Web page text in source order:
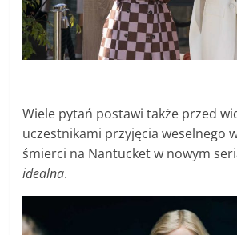
Wiele pytań postawi także przed
uczestnikami przyjęcia weselnego
śmierci na Nantucket w nowym
idealna.